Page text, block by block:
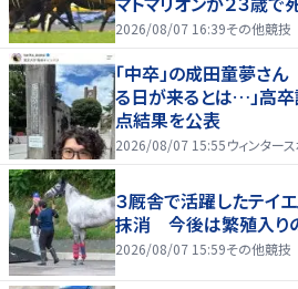
2026/08/07 16:39その他競技
「中卒」の成田童夢さ
る日が来るとは…」高卒
点結果を公表
2026/08/07 15:55ウィンター
３厩舎で活躍したテイ
抹消 今後は繁殖入り
2026/08/07 15:59その他競技